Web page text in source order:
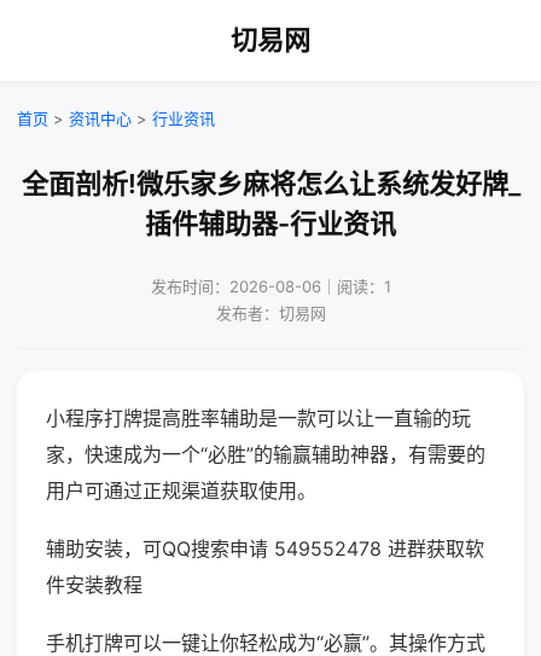
切易网
首页 > 资讯中心 > 行业资讯
全面剖析!微乐家乡麻将怎么让系统发好牌_
插件辅助器-行业资讯
发布时间：2026-08-06｜阅读：1
发布者：切易网
小程序打牌提高胜率辅助是一款可以让一直输的玩
家，快速成为一个“必胜”的输赢辅助神器，有需要的
用户可通过正规渠道获取使用。
辅助安装，可QQ搜索申请 549552478 进群获取软
件安装教程
手机打牌可以一键让你轻松成为“必赢”。其操作方式